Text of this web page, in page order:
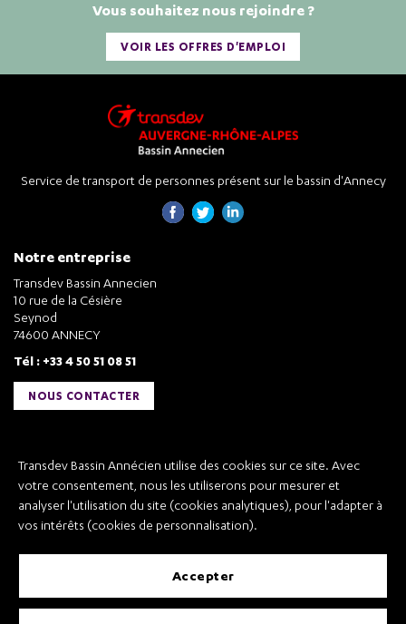
Transdev Bassin Annécien utilise des cookies sur ce site. Avec
votre consentement, nous les utiliserons pour mesurer et
analyser l'utilisation du site (cookies analytiques), pour l'adapter à
vos intérêts (cookies de personnalisation).
accepter
Vous souhaitez nous rejoindre ?
VOIR LES OFFRES D'EMPLOI
Service de transport de personnes présent sur le bassin d'Annecy
Notre entreprise
Transdev Bassin Annecien
10 rue de la Césière
Seynod
74600 ANNECY
Tél : +33 4 50 51 08 51
NOUS CONTACTER
Transdev Bassin Annécien
Recrutement